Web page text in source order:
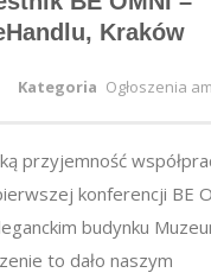
Kraków
Kategoria Ogłoszenia
przyjemność
konferencji BE
budynku
to dało naszym